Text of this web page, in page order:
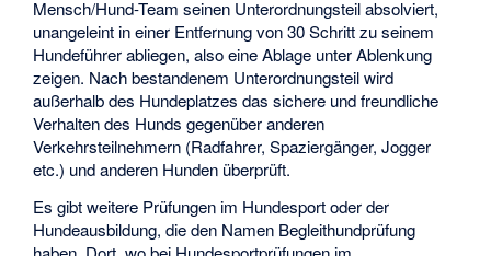
Mensch/Hund-Team seinen Unterordnungsteil absolviert,
unangeleint in einer Entfernung von 30 Schritt zu seinem
Hundeführer abliegen, also eine Ablage unter Ablenkung
zeigen. Nach bestandenem Unterordnungsteil wird
außerhalb des Hundeplatzes das sichere und freundliche
Verhalten des Hunds gegenüber anderen
Verkehrsteilnehmern (Radfahrer, Spaziergänger, Jogger
etc.) und anderen Hunden überprüft.
Es gibt weitere Prüfungen im Hundesport oder der
Hundeausbildung, die den Namen Begleithundprüfung